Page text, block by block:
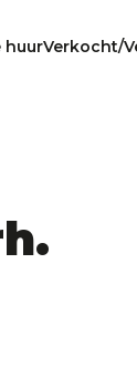
huurVerkocht/